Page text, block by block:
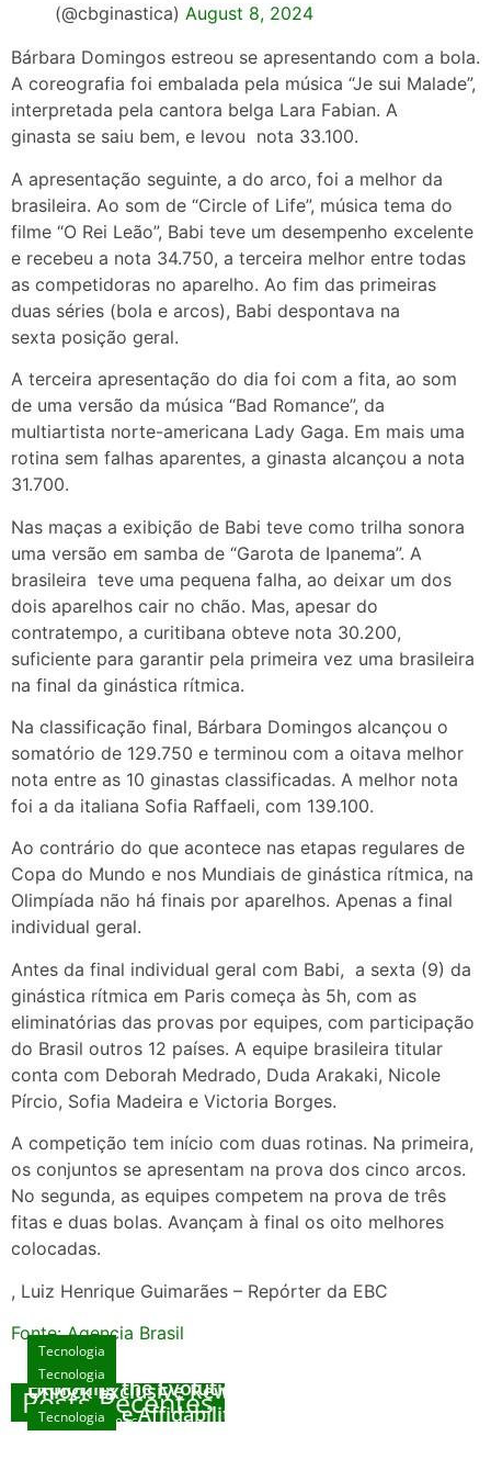
(@cbginastica) August 8, 2024
Bárbara Domingos estreou se apresentando com a bola.
A coreografia foi embalada pela música “Je sui Malade”,
interpretada pela cantora belga Lara Fabian. A
ginasta se saiu bem, e levou nota 33.100.
A apresentação seguinte, a do arco, foi a melhor da
brasileira. Ao som de “Circle of Life”, música tema do
filme “O Rei Leão”, Babi teve um desempenho excelente
e recebeu a nota 34.750, a terceira melhor entre todas
as competidoras no aparelho. Ao fim das primeiras
duas séries (bola e arcos), Babi despontava na
sexta posição geral.
A terceira apresentação do dia foi com a fita, ao som
de uma versão da música “Bad Romance”, da
multiartista norte-americana Lady Gaga. Em mais uma
rotina sem falhas aparentes, a ginasta alcançou a nota
31.700.
Nas maças a exibição de Babi teve como trilha sonora
uma versão em samba de “Garota de Ipanema”. A
brasileira teve uma pequena falha, ao deixar um dos
dois aparelhos cair no chão. Mas, apesar do
contratempo, a curitibana obteve nota 30.200,
suficiente para garantir pela primeira vez uma brasileira
na final da ginástica rítmica.
Na classificação final, Bárbara Domingos alcançou o
somatório de 129.750 e terminou com a oitava melhor
nota entre as 10 ginastas classificadas. A melhor nota
foi a da italiana Sofia Raffaeli, com 139.100.
Ao contrário do que acontece nas etapas regulares de
Copa do Mundo e nos Mundiais de ginástica rítmica, na
Olimpíada não há finais por aparelhos. Apenas a final
individual geral.
Antes da final individual geral com Babi, a sexta (9) da
ginástica rítmica em Paris começa às 5h, com as
eliminatórias das provas por equipes, com participação
do Brasil outros 12 países. A equipe brasileira titular
conta com Deborah Medrado, Duda Arakaki, Nicole
Pírcio, Sofia Madeira e Victoria Borges.
A competição tem início com duas rotinas. Na primeira,
os conjuntos se apresentam na prova dos cinco arcos.
No segunda, as equipes competem na prova de três
fitas e duas bolas. Avançam à final os oito melhores
colocadas.
, Luiz Henrique Guimarães – Repórter da EBC
Fonte: Agencia Brasil
Posts Recentes
Tecnologia
Exploring the Evolution of Online Slot Games
agosto 7, 2026
Tecnologia
Unlock Exclusive Rewards at The Big Dog
House
Tecnologia
Sicurezza e Affidabilità di Mr Nulls Wicked
Wares
Tecnologia